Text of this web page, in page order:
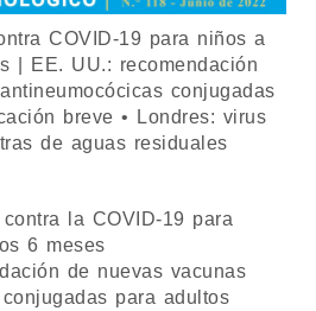
COVID-19 para niños a
| EE. UU.: recomendación
conjugadas
breve • Londres: virus
de aguas residuales
la COVID-19 para
6 meses
de nuevas vacunas
para adultos